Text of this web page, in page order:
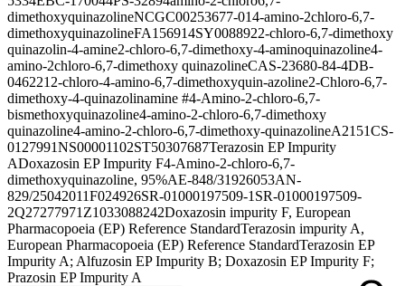
dimethoxyquinazolineNCGC00253677-014-amino-2chloro-6,7-
dimethoxyquinazolineFA156914SY0088922-chloro-6,7-dimethoxy
quinazolin-4-amine2-chloro-6,7-dimethoxy-4-aminoquinazoline4-
amino-2chloro-6,7-dimethoxy quinazolineCAS-23680-84-4DB-
046221 2-chloro-4-amino-6,7-dimethoxyquin-azoline2-Chloro-6,7-
dimethoxy-4-quinazolinamine #4-Amino-2-chloro-6,7-
bismethoxyquinazoline4-amino-2-chloro-6,7-dimethoxy
quinazoline4-amino-2-chloro-6,7-dimethoxy-quinazolineA2151CS-
0127991NS00001102ST50307687Terazosin EP Impurity
ADoxazosin EP Impurity F4-Amino-2-chloro-6,7-
dimethoxyquinazoline, 95%AE-848/31926053AN-
829/25042011F024926SR-01000197509-1 SR-01000197509-
2Q27277971 Z1033088242Doxazosin impurity F, European
Pharmacopoeia (EP) Reference StandardTerazosin impurity A,
European Pharmacopoeia (EP) Reference StandardTerazosin EP
Impurity A; Alfuzosin EP Impurity B; Doxazosin EP Impurity F;
Prazosin EP Impurity A